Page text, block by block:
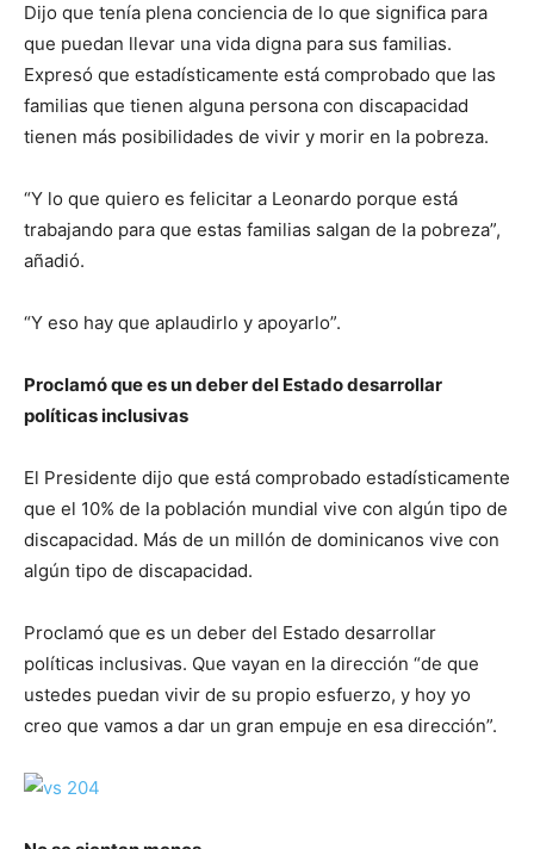
Dijo que tenía plena conciencia de lo que significa para
que puedan llevar una vida digna para sus familias.
Expresó que estadísticamente está comprobado que las
familias que tienen alguna persona con discapacidad
tienen más posibilidades de vivir y morir en la pobreza.
“Y lo que quiero es felicitar a Leonardo porque está
trabajando para que estas familias salgan de la pobreza”,
añadió.
“Y eso hay que aplaudirlo y apoyarlo”.
Proclamó que es un deber del Estado desarrollar
políticas inclusivas
El Presidente dijo que está comprobado estadísticamente
que el 10% de la población mundial vive con algún tipo de
discapacidad. Más de un millón de dominicanos vive con
algún tipo de discapacidad.
Proclamó que es un deber del Estado desarrollar
políticas inclusivas. Que vayan en la dirección “de que
ustedes puedan vivir de su propio esfuerzo, y hoy yo
creo que vamos a dar un gran empuje en esa dirección”.